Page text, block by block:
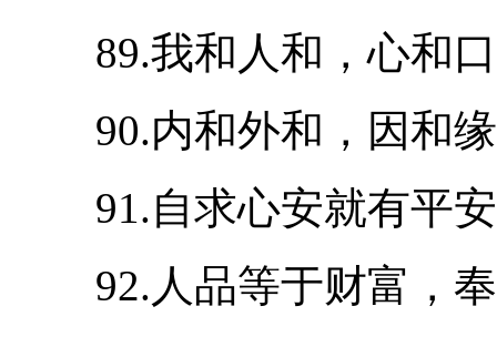
89.我和人和，心和口
90.内和外和，因和缘
91.自求心安就有平安
92.人品等于财富，奉